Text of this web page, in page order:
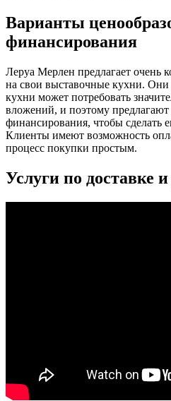
Варианты
финансирования
Леруа Мерлен предлагает очень
на свои выставочные кухни.
кухни может потребовать
вложений, и поэтому
финансирования, чтобы сделать
Клиенты имеют возможность
процесс покупки простым.
Услуги по доставке и